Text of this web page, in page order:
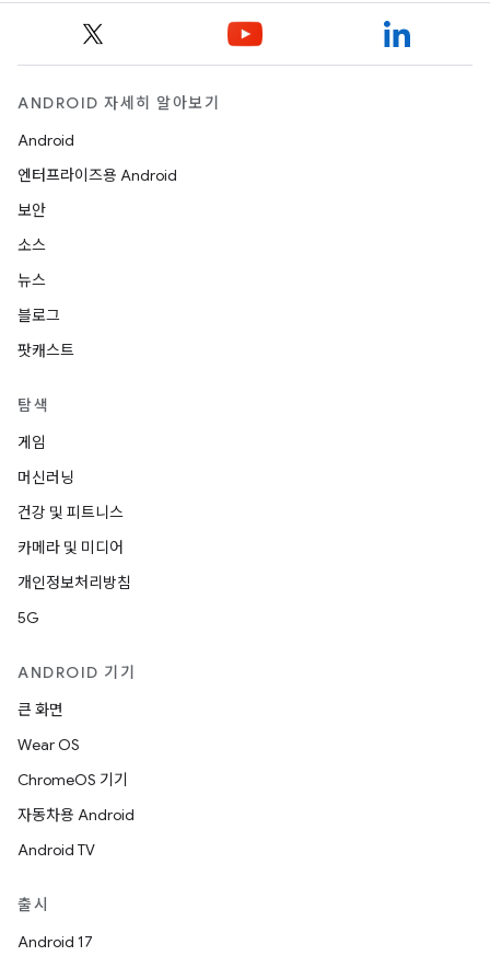
ANDROID 자세히 알아보기
Android
엔터프라이즈용 Android
보안
소스
뉴스
블로그
팟캐스트
탐색
게임
머신러닝
건강 및 피트니스
카메라 및 미디어
개인정보처리방침
5G
ANDROID 기기
큰 화면
Wear OS
ChromeOS 기기
자동차용 Android
Android TV
출시
Android 17